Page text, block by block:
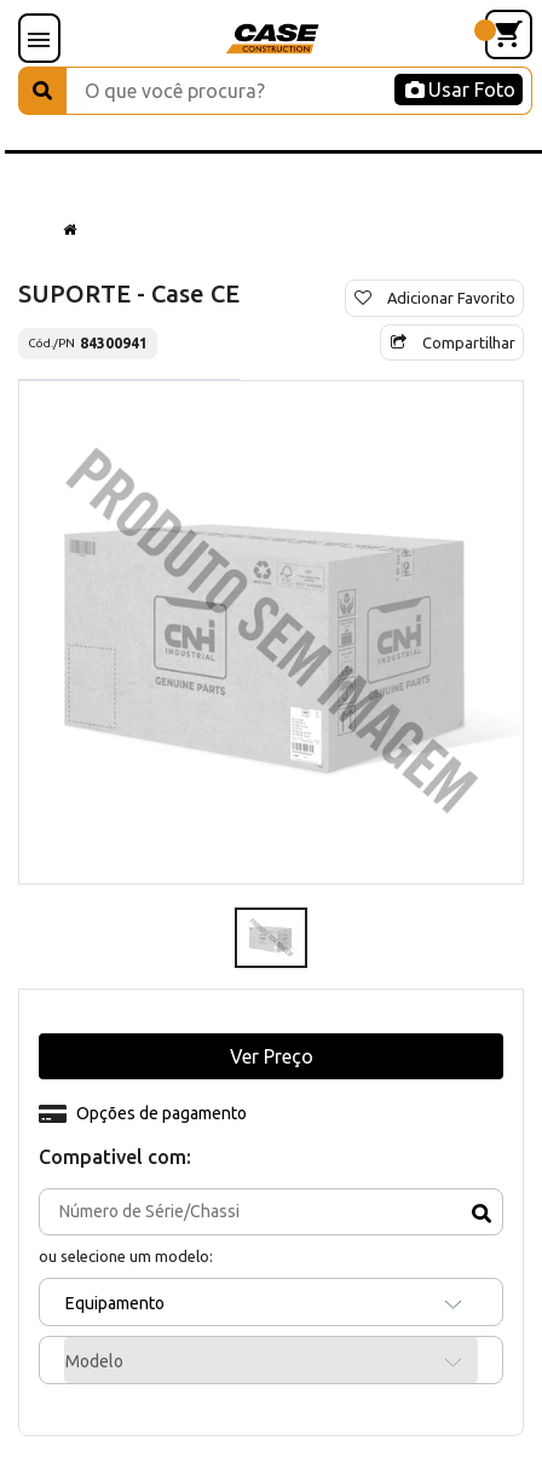
Usar Foto
SUPORTE - Case CE
Cód./PN 84300941
Adicionar Favorito
Compartilhar
Compativel com:
ou selecione um modelo:
Equipamento
Modelo
Opções de pagamento
Ver Preço